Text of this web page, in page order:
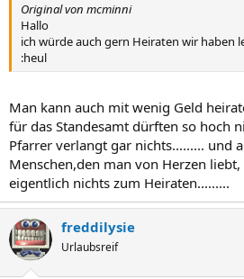
Original von mcminni
Hallo
ich würde auch gern Heiraten wir haben
:heul
Man kann auch mit wenig Geld
für das Standesamt dürften so hoch
Pfarrer verlangt gar nichts......... und
Menschen,den man von Herzen
eigentlich nichts zum Heiraten.........
freddilysie
Urlaubsreif